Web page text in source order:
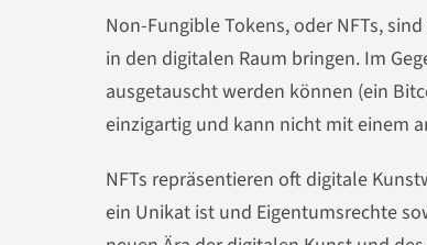
Non-Fungible Tokens, oder NFTs,
in den digitalen Raum bringen. Im
ausgetauscht werden können (ein
einzigartig und kann nicht mit einem
NFTs repräsentieren oft digitale
ein Unikat ist und Eigentumsrechte